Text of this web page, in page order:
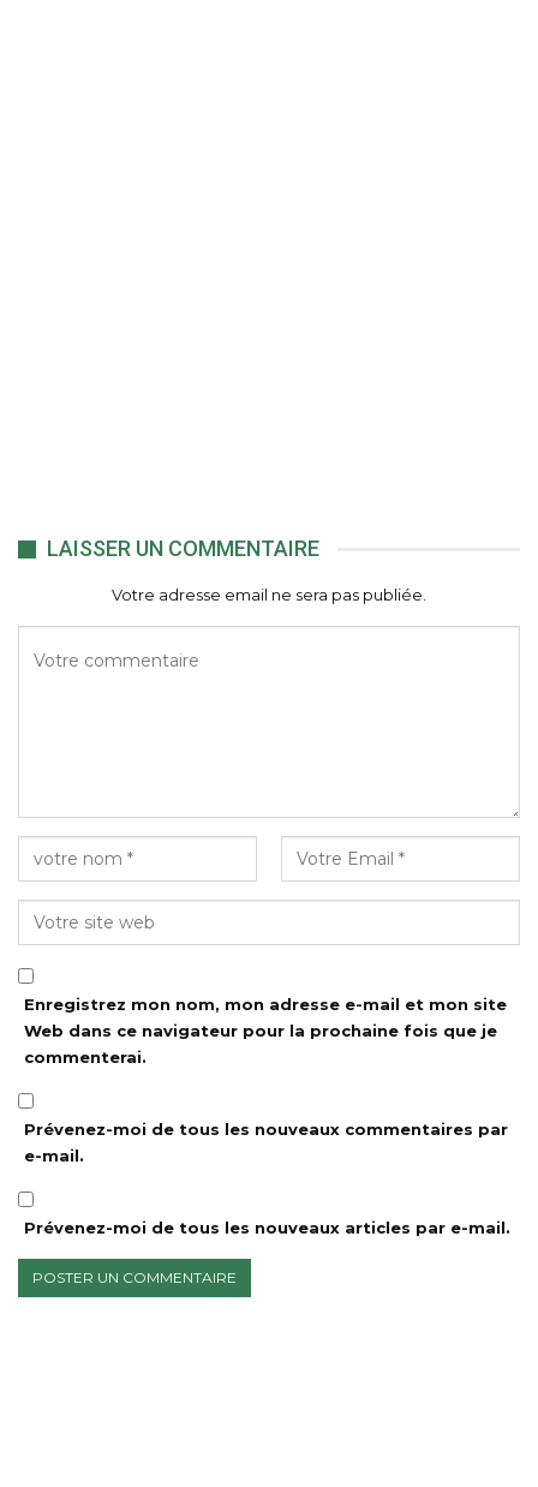
LAISSER UN COMMENTAIRE
Votre adresse email ne sera pas publiée.
Enregistrez mon nom, mon adresse e-mail et mon site
Web dans ce navigateur pour la prochaine fois que je
commenterai.
Prévenez-moi de tous les nouveaux commentaires par
e-mail.
Prévenez-moi de tous les nouveaux articles par e-mail.